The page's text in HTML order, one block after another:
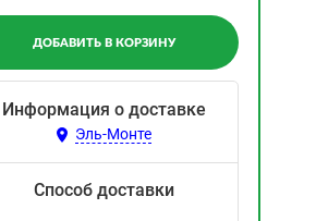
ДОБАВИТЬ В КОРЗИНУ
Информация о доставке
Эль-Монте
Способ доставки